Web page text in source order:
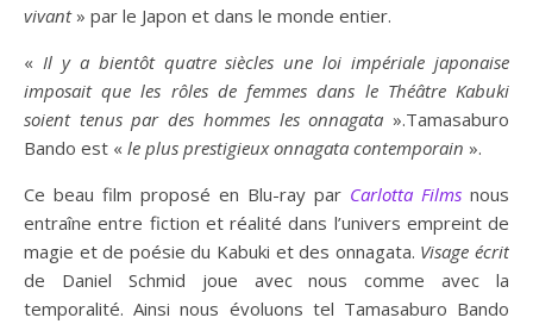
vivant » par le Japon et dans le monde entier.
« Il y a bientôt quatre siècles une loi impériale japonaise
imposait que les rôles de femmes dans le Théâtre Kabuki
soient tenus par des hommes les onnagata ».Tamasaburo
Bando est « le plus prestigieux onnagata contemporain ».
Ce beau film proposé en Blu-ray par Carlotta Films nous
entraîne entre fiction et réalité dans l’univers empreint de
magie et de poésie du Kabuki et des onnagata. Visage écrit
de Daniel Schmid joue avec nous comme avec la
temporalité. Ainsi nous évoluons tel Tamasaburo Bando